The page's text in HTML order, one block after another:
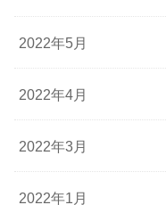
2022年5月
2022年4月
2022年3月
2022年1月